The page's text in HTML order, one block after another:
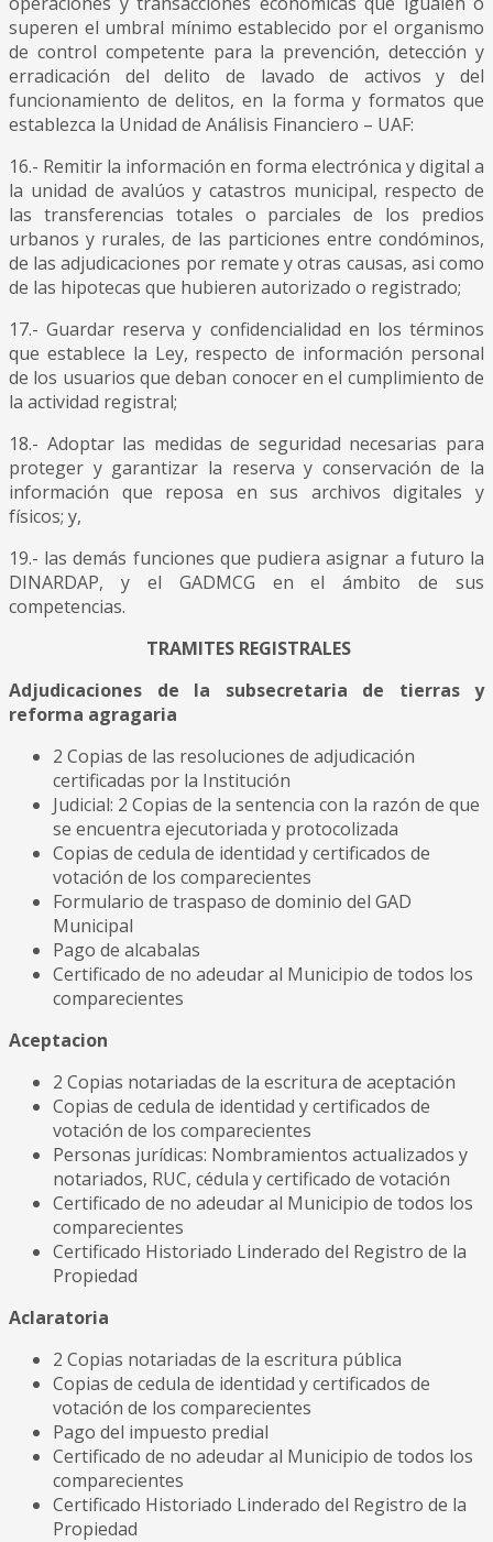
superen el umbral mínimo establecido por el organismo
de control competente para la prevención, detección y
erradicación del delito de lavado de activos y del
funcionamiento de delitos, en la forma y formatos que
establezca la Unidad de Análisis Financiero – UAF:
16.- Remitir la información en forma electrónica y digital a
la unidad de avalúos y catastros municipal, respecto de
las transferencias totales o parciales de los predios
urbanos y rurales, de las particiones entre condóminos,
de las adjudicaciones por remate y otras causas, asi como
de las hipotecas que hubieren autorizado o registrado;
17.- Guardar reserva y confidencialidad en los términos
que establece la Ley, respecto de información personal
de los usuarios que deban conocer en el cumplimiento de
la actividad registral;
18.- Adoptar las medidas de seguridad necesarias para
proteger y garantizar la reserva y conservación de la
información que reposa en sus archivos digitales y
físicos; y,
19.- las demás funciones que pudiera asignar a futuro la
DINARDAP, y el GADMCG en el ámbito de sus
competencias.
TRAMITES REGISTRALES
Adjudicaciones de la subsecretaria de tierras y
reforma agragaria
2 Copias de las resoluciones de adjudicación
certificadas por la Institución
Judicial: 2 Copias de la sentencia con la razón de que
se encuentra ejecutoriada y protocolizada
Copias de cedula de identidad y certificados de
votación de los comparecientes
Formulario de traspaso de dominio del GAD
Municipal
Pago de alcabalas
Certificado de no adeudar al Municipio de todos los
comparecientes
Aceptacion
2 Copias notariadas de la escritura de aceptación
Copias de cedula de identidad y certificados de
votación de los comparecientes
Personas jurídicas: Nombramientos actualizados y
notariados, RUC, cédula y certificado de votación
Certificado de no adeudar al Municipio de todos los
comparecientes
Certificado Historiado Linderado del Registro de la
Propiedad
Aclaratoria
2 Copias notariadas de la escritura pública
Copias de cedula de identidad y certificados de
votación de los comparecientes
Pago del impuesto predial
Certificado de no adeudar al Municipio de todos los
comparecientes
Certificado Historiado Linderado del Registro de la
Propiedad